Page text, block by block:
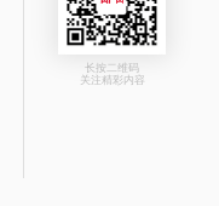
长按二维码
关注精彩内容